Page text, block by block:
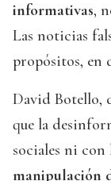
informativas,
Las noticias
propósitos, en
David Botello,
que la
sociales ni con
manipulación